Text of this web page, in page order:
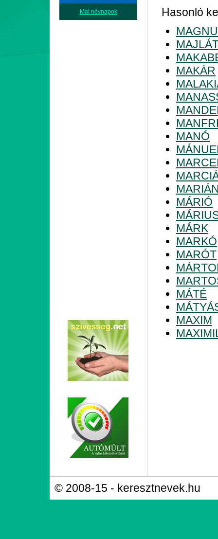
Mai névnapok
Hasonló
MAKÁR
MANÓ
MÁRIÓ
MÁRK
MARKÓ
MARÓT
MÁTÉ
MAXIM
© 2008-15 - keresztnevek.hu